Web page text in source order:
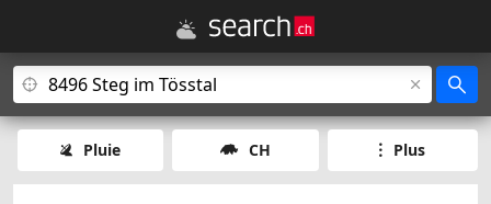
Pluie CH Plus